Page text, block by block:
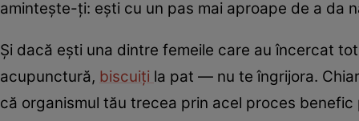
amintește-ți: ești cu un pas mai aproape de a da
Și dacă ești una dintre femeile care au încercat
acupunctură, biscuiți la pat — nu te îngrijora.
că organismul tău trecea prin acel proces